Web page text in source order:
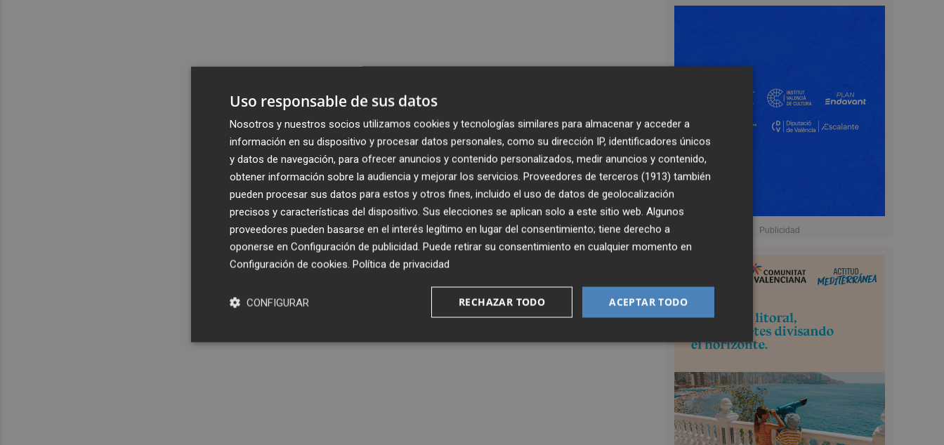
Uso responsable de sus datos
Nosotros y nuestros socios utilizamos cookies y tecnologías similares para almacenar y acceder a
información en su dispositivo y procesar datos personales, como su dirección IP, identificadores únicos
y datos de navegación, para ofrecer anuncios y contenido personalizados, medir anuncios y contenido,
obtener información sobre la audiencia y mejorar los servicios. Proveedores de terceros (1913) también
pueden procesar sus datos para estos y otros fines, incluido el uso de datos de geolocalización
precisos y características del dispositivo. Sus elecciones se aplican solo a este sitio web. Algunos
proveedores pueden basarse en el interés legítimo en lugar del consentimiento; tiene derecho a
oponerse en Configuración de publicidad. Puede retirar su consentimiento en cualquier momento en
Configuración de cookies. Política de privacidad
ACEPTAR TODO
RECHAZAR TODO
CONFIGURAR